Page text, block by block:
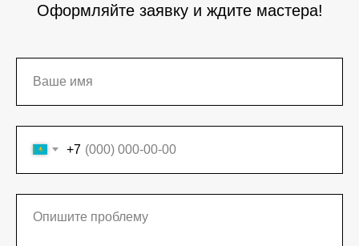
Оформляйте заявку и ждите мастера!
+7